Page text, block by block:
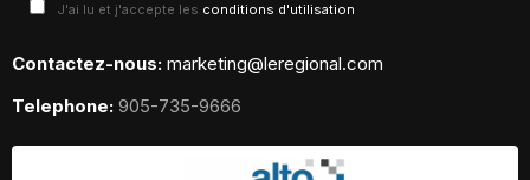
J'ai lu et j'accepte les conditions d'utilisation
Contactez-nous: marketing@leregional.com
Telephone: 905-735-9666